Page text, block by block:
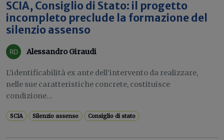
SCIA, Consiglio di Stato: il progetto
incompleto preclude la formazione del
silenzio assenso
Alessandro Giraudi
L’identificabilità ex ante dell’intervento da realizzare,
nelle sue caratteristiche concrete, costituisce
condizione...
SCIA Silenzio assenso Consiglio di stato